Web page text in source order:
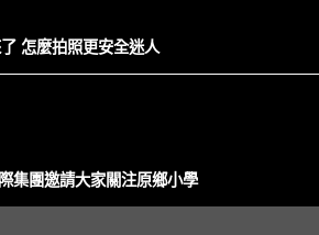
怎麼拍照更安全迷人
集團邀請大家關注原鄉小學